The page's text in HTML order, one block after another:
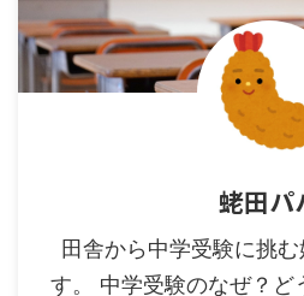
蛯田パ
田舎から中学受験に挑
す。 中学受験のなぜ？ど